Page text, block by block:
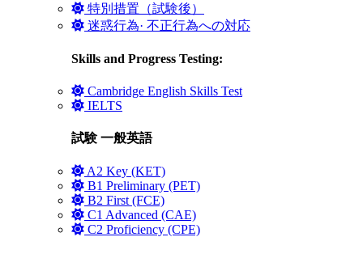
特別措置（試験後）
迷惑行為· 不正行為への対応
Skills and Progress Testing:
Cambridge English Skills Test
IELTS
試験 一般英語
A2 Key (KET)
B1 Preliminary (PET)
B2 First (FCE)
C1 Advanced (CAE)
C2 Proficiency (CPE)